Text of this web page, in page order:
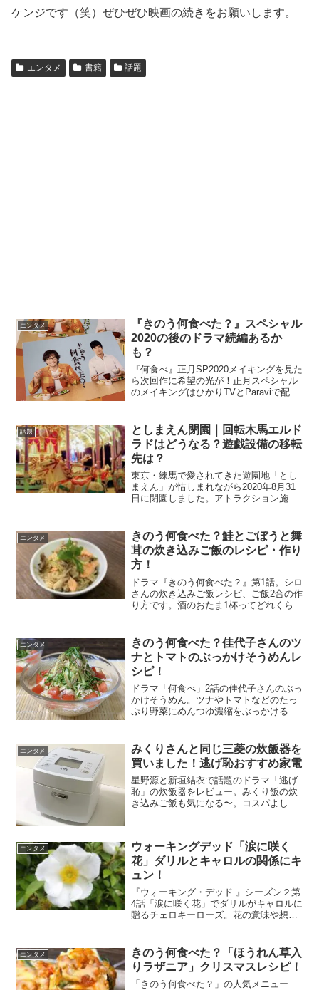
ケンジです（笑）ぜひぜひ映画の続きをお願いします。
エンタメ 書籍 話題
エンタメ
『きのう何食べた？』スペシャル
2020の後のドラマ続編あるか
も？
『何食べ』正月SP2020メイキングを見た
ら次回作に希望の光が！正月スペシャル
のメイキングはひかりTVとParaviで配信
ンジに再会できて、新年早々から癒やさ
れた人は...
話題
としまえん閉園｜回転木馬エルド
ラドはどうなる？遊戯設備の移転
先は？
東京・練馬で愛されてきた遊園地「とし
まえん」が惜しまれながら2020年8月31
日に閉園しました。アトラクション施設
ルドラド』(メリーゴーラウンド)の今後が
どうなるのか情...
エンタメ
きのう何食べた？鮭とごぼうと舞
茸の炊き込みご飯のレシピ・作り
方！
ドラマ『きのう何食べた？』第1話。シロ
さんの炊き込みご飯レシピ、ご飯2合の作
り方です。酒のおたま1杯ってどれくら
す。ぜひ参考にしてくださいね。鮭とご
ぼうと舞茸の炊き込みご...
エンタメ
きのう何食べた？佳代子さんのツ
ナとトマトのぶっかけそうめんレ
シピ！
ドラマ「何食べ」2話の佳代子さんのぶっ
かけそうめん。ツナやトマトなどのたっ
ぷり野菜にめんつゆ濃縮をぶっかけるだ
っぱりでとっても食べやすい。食欲がな
いときもツルッといける...
エンタメ
みくりさんと同じ三菱の炊飯器を
買いました！逃げ恥おすすめ家電
星野源と新垣結衣で話題のドラマ「逃げ
恥」の炊飯器をレビュー。みくり飯の炊
き込みご飯も気になる〜。コスパよしで
ったら参考にしてみてくだ...
エンタメ
ウォーキングデッド「涙に咲く
花」ダリルとキャロルの関係にキ
ュン！
『ウォーキング・デッド 』シーズン２第
4話「涙に咲く花」でダリルがキャロルに
贈るチェロキーローズ。花の意味や想い
ダリルの優しさにキュン。恋愛か友情か
それを超える何かか、...
エンタメ
きのう何食べた？「ほうれん草入
りラザニア」クリスマスレシピ！
「きのう何食べた？」の人気メニュー